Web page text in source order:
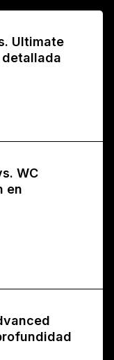
Ultimate
WC
en